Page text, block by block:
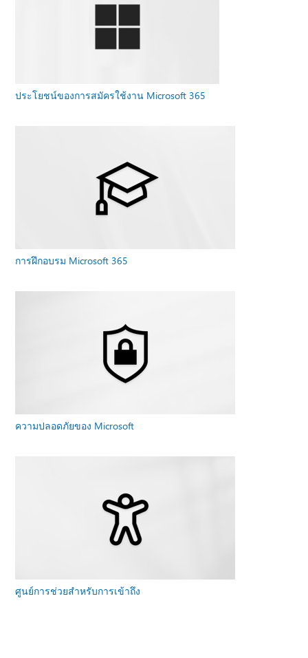
ประโยชน์ของการสมัครใช้งาน Microsoft 365
การฝึกอบรม Microsoft 365
ความปลอดภัยของ Microsoft
ศูนย์การช่วยสําหรับการเข้าถึง